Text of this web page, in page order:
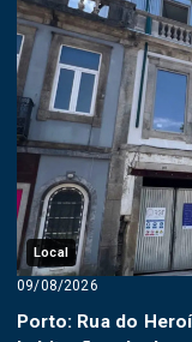
Local
09/08/2026
Porto: Rua do